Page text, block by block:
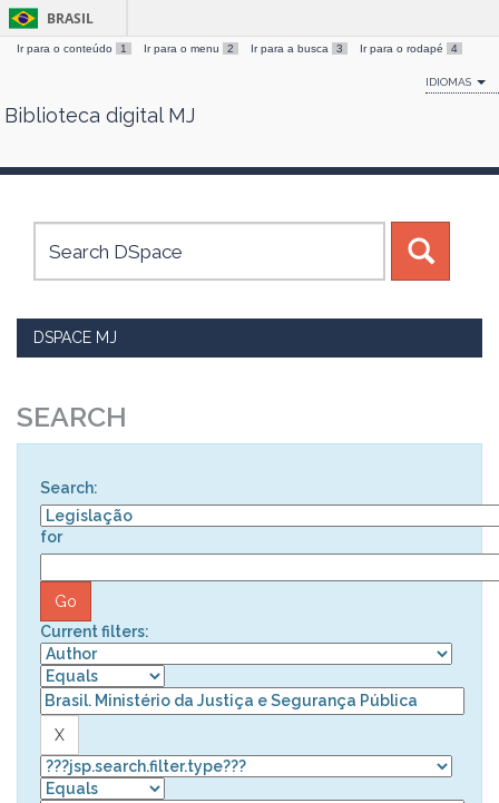
Skip
BRASIL
Ir para o conteúdo 1 Ir para o menu 2 Ir para a busca 3 Ir para o rodapé 4
IDIOMAS
Biblioteca digital MJ
DSPACE MJ
SEARCH
Search:
for
Current filters: